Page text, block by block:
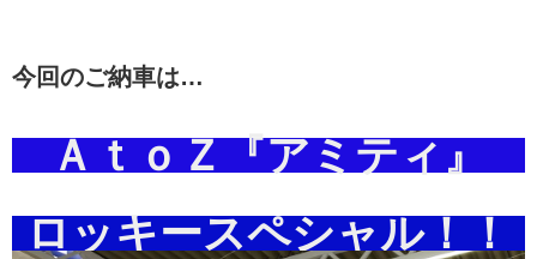
今回のご納車は…
ＡｔｏＺ『アミティ』
ロッキースペシャル！！